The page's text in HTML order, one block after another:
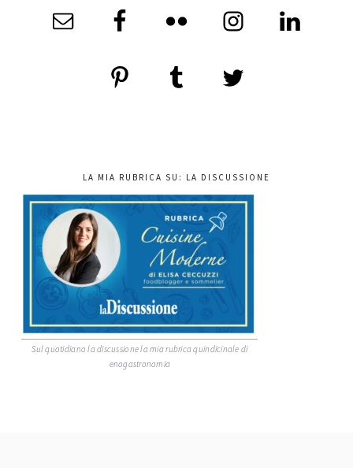
LA MIA RUBRICA SU: LA DISCUSSIONE
Sul quotidiano la discussione la mia rubrica quindicinale di
enogastronomia